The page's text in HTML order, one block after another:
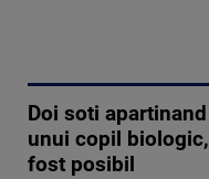
Doi soti
unui copil
fost posibil